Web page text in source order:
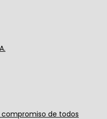
compromiso de todos